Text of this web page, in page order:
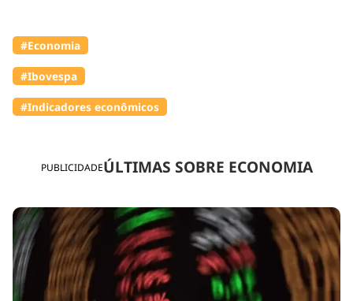
PUBLICIDADEÚLTIMAS SOBRE ECONOMIA
#Economia
#Ibovespa
#Indicadores econômicos